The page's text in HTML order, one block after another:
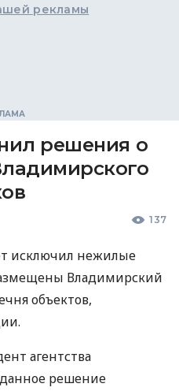
рекламы
решения о
137
исключил нежилые
Владимирский
объектов,
агентства
решение